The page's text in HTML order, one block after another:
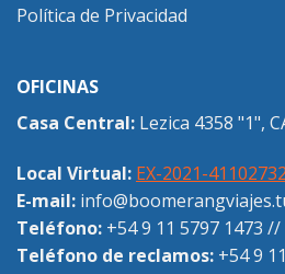
Política de Privacidad
OFICINAS
Casa Central: Lezica 4358 "1",
Local Virtual: EX-2021-
E-mail:
Teléfono: +54 9 11 5797 1473 //
Teléfono de reclamos: +54 9